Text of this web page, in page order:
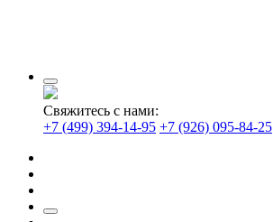
Свяжитесь с нами:
+7 (499) 394-14-95 +7 (926) 095-84-25